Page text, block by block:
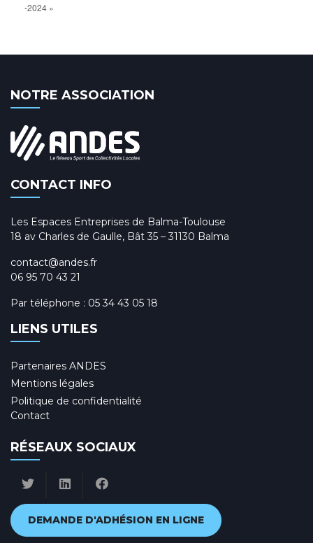
-2024 »
NOTRE ASSOCIATION
CONTACT INFO
Les Espaces Entreprises de Balma-Toulouse
18 av Charles de Gaulle, Bât 35 – 31130 Balma
contact@andes.fr
06 95 70 43 21
Par téléphone : 05 34 43 05 18
LIENS UTILES
Partenaires ANDES
Mentions légales
Politique de confidentialité
Contact
RÉSEAUX SOCIAUX
DEMANDE D'ADHÉSION EN LIGNE